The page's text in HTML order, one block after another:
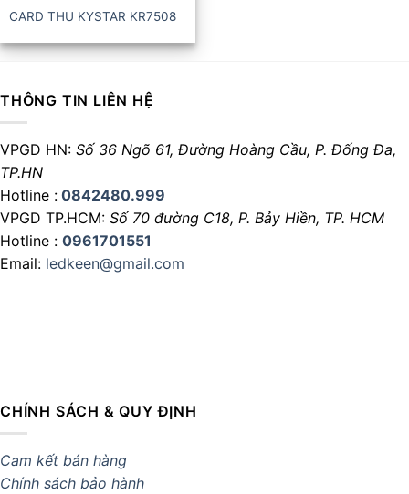
CARD THU KYSTAR KR7508
THÔNG TIN LIÊN HỆ
VPGD HN: Số 36 Ngõ 61, Đường Hoàng Cầu, P. Đống Đa,
TP.HN
Hotline : 0842480.999
VPGD TP.HCM: Số 70 đường C18, P. Bảy Hiền, TP. HCM
Hotline : 0961701551
Email: ledkeen@gmail.com
CHÍNH SÁCH & QUY ĐỊNH
Cam kết bán hàng
Chính sách bảo hành